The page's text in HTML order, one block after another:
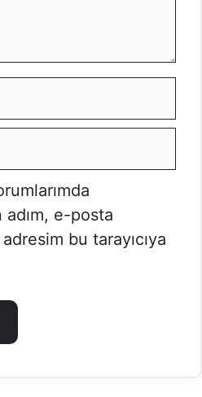
adım, e-posta
bu tarayıcıya